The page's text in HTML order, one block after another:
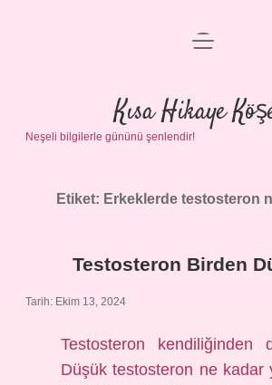
Anasayfa
Gizlilik Politikası
Yasal Uyarı
menüyü
Kısa Hikaye
Neşeli bilgilerle gününü şenlendir!
Etiket: Erkeklerde testosteron
Testosteron Birden
Tarih: Ekim 13, 2024
Testosteron kendiliğinden
Düşük testosteron ne kadar